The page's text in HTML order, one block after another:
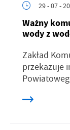
29 - 07 -
Ważny
wody z
Zakład
przekazuje